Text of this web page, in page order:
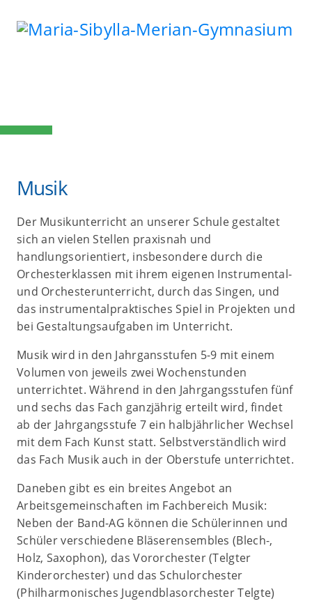
Musik
Der Musikunterricht an unserer Schule gestaltet
sich an vielen Stellen praxisnah und
handlungsorientiert, insbesondere durch die
Orchesterklassen mit ihrem eigenen Instrumental-
und Orchesterunterricht, durch das Singen, und
das instrumentalpraktisches Spiel in Projekten und
bei Gestaltungsaufgaben im Unterricht.
Musik wird in den Jahrgansstufen 5-9 mit einem
Volumen von jeweils zwei Wochenstunden
unterrichtet. Während in den Jahrgangsstufen fünf
und sechs das Fach ganzjährig erteilt wird, findet
ab der Jahrgangsstufe 7 ein halbjährlicher Wechsel
mit dem Fach Kunst statt. Selbstverständlich wird
das Fach Musik auch in der Oberstufe unterrichtet.
Daneben gibt es ein breites Angebot an
Arbeitsgemeinschaften im Fachbereich Musik:
Neben der Band-AG können die Schülerinnen und
Schüler verschiedene Bläserensembles (Blech-,
Holz, Saxophon), das Vororchester (Telgter
Kinderorchester) und das Schulorchester
(Philharmonisches Jugendblasorchester Telgte)